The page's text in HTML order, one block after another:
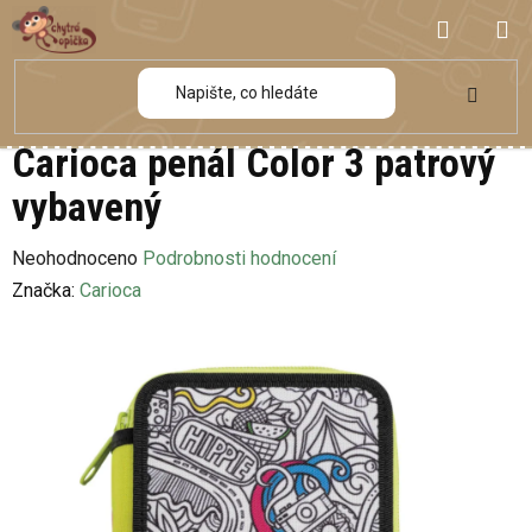
Přejít
na
obsah
KOŠÍK
Carioca penál Color 3 patrový
vybavený
Průměrné
hodnocení
hvězdiček.
Neohodnoceno Podrobnosti hodnocení
Značka: Carioca